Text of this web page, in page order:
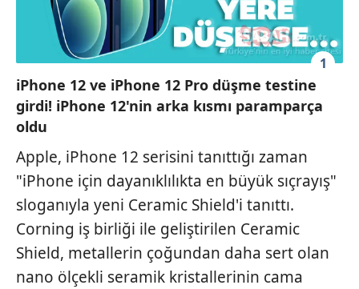
1
iPhone 12 ve iPhone 12 Pro düşme testine
girdi! iPhone 12'nin arka kısmı paramparça
oldu
Apple, iPhone 12 serisini tanıttığı zaman
"iPhone için dayanıklılıkta en büyük sıçrayış"
sloganıyla yeni Ceramic Shield'i tanıttı.
Corning iş birliği ile geliştirilen Ceramic
Shield, metallerin çoğundan daha sert olan
nano ölçekli seramik kristallerinin cama